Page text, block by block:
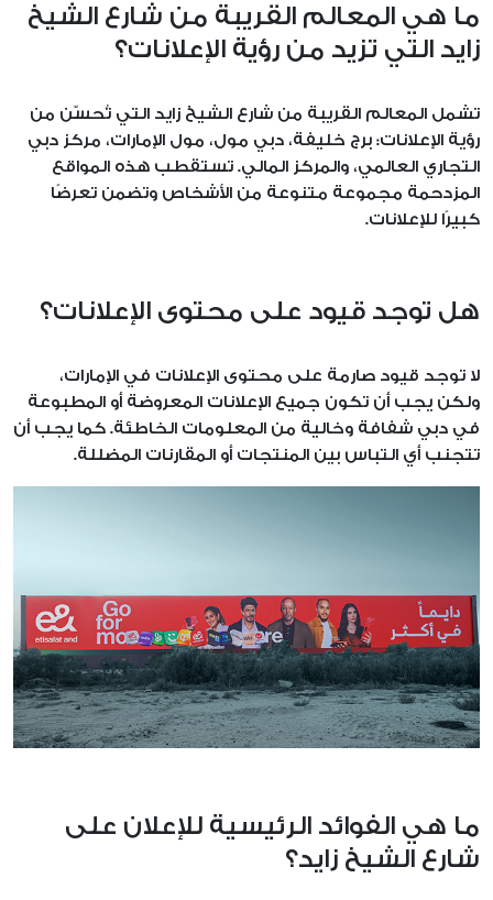
ما هي المعالم القريبة من شارع الشيخ
زايد التي تزيد من رؤية الإعلانات؟
تشمل المعالم القريبة من شارع الشيخ زايد التي تُحسّن من
رؤية الإعلانات: برج خليفة، دبي مول، مول الإمارات، مركز دبي
التجاري العالمي، والمركز المالي. تستقطب هذه المواقع
المزدحمة مجموعة متنوعة من الأشخاص وتضمن تعرضًا
كبيرًا للإعلانات.
هل توجد قيود على محتوى الإعلانات؟
لا توجد قيود صارمة على محتوى الإعلانات في الإمارات،
ولكن يجب أن تكون جميع الإعلانات المعروضة أو المطبوعة
في دبي شفافة وخالية من المعلومات الخاطئة. كما يجب أن
تتجنب أي التباس بين المنتجات أو المقارنات المضللة.
ما هي الفوائد الرئيسية للإعلان على
شارع الشيخ زايد؟